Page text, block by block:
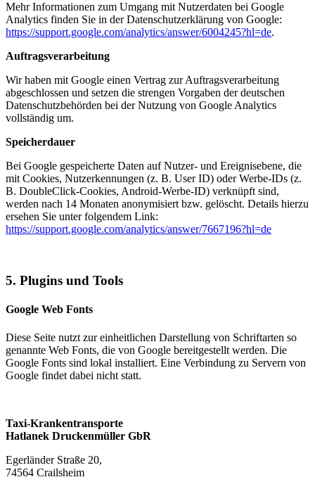
Mehr Informationen zum Umgang mit Nutzerdaten bei Google
Analytics finden Sie in der Datenschutzerklärung von Google:
https://support.google.com/analytics/answer/6004245?hl=de.
Auftragsverarbeitung
Wir haben mit Google einen Vertrag zur Auftragsverarbeitung
abgeschlossen und setzen die strengen Vorgaben der deutschen
Datenschutzbehörden bei der Nutzung von Google Analytics
vollständig um.
Speicherdauer
Bei Google gespeicherte Daten auf Nutzer- und Ereignisebene, die
mit Cookies, Nutzerkennungen (z. B. User ID) oder Werbe-IDs (z.
B. DoubleClick-Cookies, Android-Werbe-ID) verknüpft sind,
werden nach 14 Monaten anonymisiert bzw. gelöscht. Details hierzu
ersehen Sie unter folgendem Link:
https://support.google.com/analytics/answer/7667196?hl=de
5. Plugins und Tools
Google Web Fonts
Diese Seite nutzt zur einheitlichen Darstellung von Schriftarten so
genannte Web Fonts, die von Google bereitgestellt werden. Die
Google Fonts sind lokal installiert. Eine Verbindung zu Servern von
Google findet dabei nicht statt.
Taxi-Krankentransporte
Hatlanek Druckenmüller GbR
Egerländer Straße 20,
74564 Crailsheim